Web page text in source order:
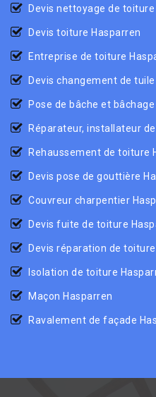
Devis nettoyage de
Devis toiture Hasparren
Entreprise de toiture
Devis changement de
Pose de bâche et
Réparateur, installateur
Rehaussement de toiture
Devis pose de gouttière
Couvreur charpentier
Devis fuite de toiture
Devis réparation de
Isolation de toiture
Maçon Hasparren
Ravalement de façade